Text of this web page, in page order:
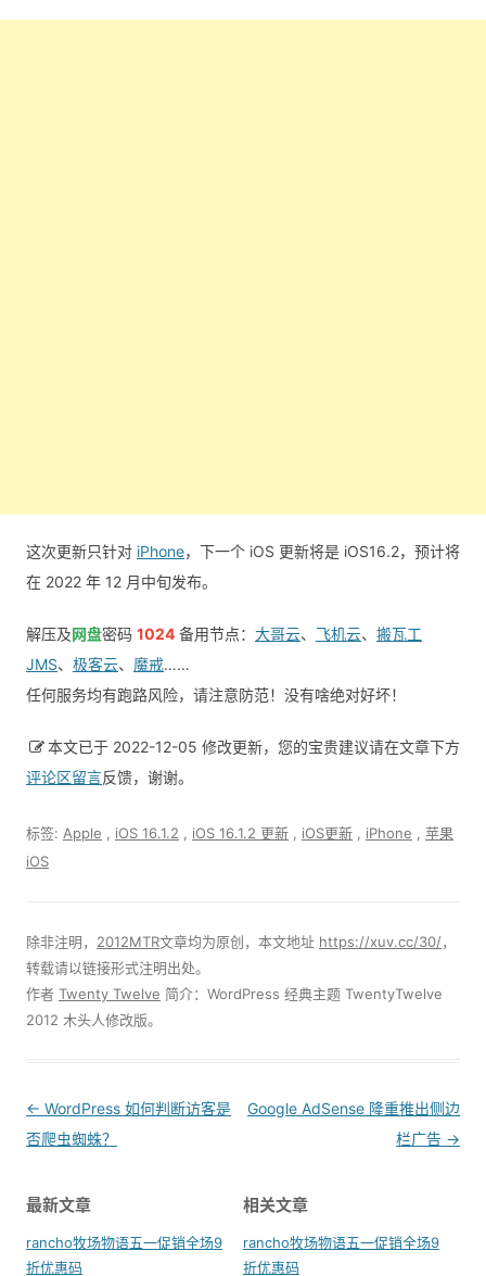
这次更新只针对 iPhone，下一个 iOS 更新将是 iOS16.2，预计将
在 2022 年 12 月中旬发布。
解压及网盘密码 1024 备用节点： 大哥云、 飞机云、 搬瓦工
JMS、 极客云、 魔戒……
任何服务均有跑路风险，请注意防范！没有啥绝对好坏！
本文已于 2022-12-05 修改更新，您的宝贵建议请在文章下方
评论区留言反馈，谢谢。
标签: Apple , iOS 16.1.2 , iOS 16.1.2 更新 , iOS更新 , iPhone , 苹果
iOS
除非注明， 2012MTR文章均为原创，本文地址 https://xuv.cc/30/，
转载请以链接形式注明出处。
作者 Twenty Twelve 简介：WordPress 经典主题 TwentyTwelve
2012 木头人修改版。
Post
navigation
← WordPress 如何判断访客是
否爬虫蜘蛛？
Google AdSense 隆重推出侧边
栏广告 →
最新文章
rancho牧场物语五一促销全场9
折优惠码
相关文章
rancho牧场物语五一促销全场9
折优惠码